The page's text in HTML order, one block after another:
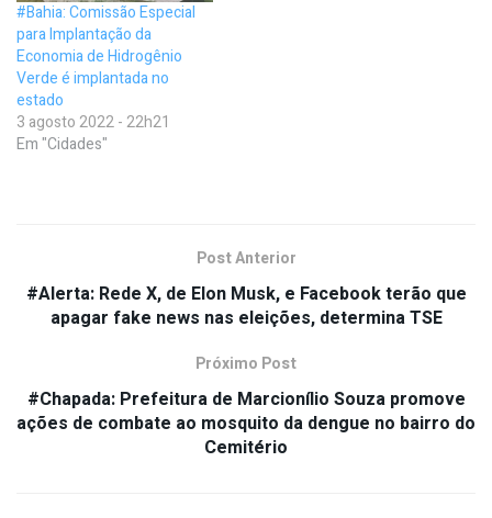
#Bahia: Comissão Especial
para Implantação da
Economia de Hidrogênio
Verde é implantada no
estado
3 agosto 2022 - 22h21
Em "Cidades"
Post Anterior
#Alerta: Rede X, de Elon Musk, e Facebook terão que
apagar fake news nas eleições, determina TSE
Próximo Post
#Chapada: Prefeitura de Marcionílio Souza promove
ações de combate ao mosquito da dengue no bairro do
Cemitério